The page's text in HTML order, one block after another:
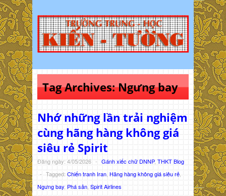
Tag Archives:Ngưng bay
Nhớ những lần trải nghiệm
cùng hãng hàng không giá
siêu rẻ Spirit
Đăng ngày: 4/05/2026 - Gánh xiếc chữ DNNP, THKT Blog
- Tagged: Chiến tranh Iran Hãng hàng không giá siêu rẻ
Ngưng bay Phá sản Spirit Airlines